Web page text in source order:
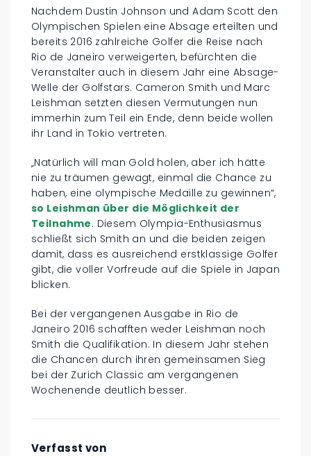
Nachdem Dustin Johnson und Adam Scott den
Olympischen Spielen eine Absage erteilten und
bereits 2016 zahlreiche Golfer die Reise nach
Rio de Janeiro verweigerten, befürchten die
Veranstalter auch in diesem Jahr eine Absage-
Welle der Golfstars. Cameron Smith und Marc
Leishman setzten diesen Vermutungen nun
immerhin zum Teil ein Ende, denn beide wollen
ihr Land in Tokio vertreten.
„Natürlich will man Gold holen, aber ich hätte
nie zu träumen gewagt, einmal die Chance zu
haben, eine olympische Medaille zu gewinnen“,
so Leishman über die Möglichkeit der
Teilnahme. Diesem Olympia-Enthusiasmus
schließt sich Smith an und die beiden zeigen
damit, dass es ausreichend erstklassige Golfer
gibt, die voller Vorfreude auf die Spiele in Japan
blicken.
Bei der vergangenen Ausgabe in Rio de
Janeiro 2016 schafften weder Leishman noch
Smith die Qualifikation. In diesem Jahr stehen
die Chancen durch ihren gemeinsamen Sieg
bei der Zurich Classic am vergangenen
Wochenende deutlich besser.
Verfasst von